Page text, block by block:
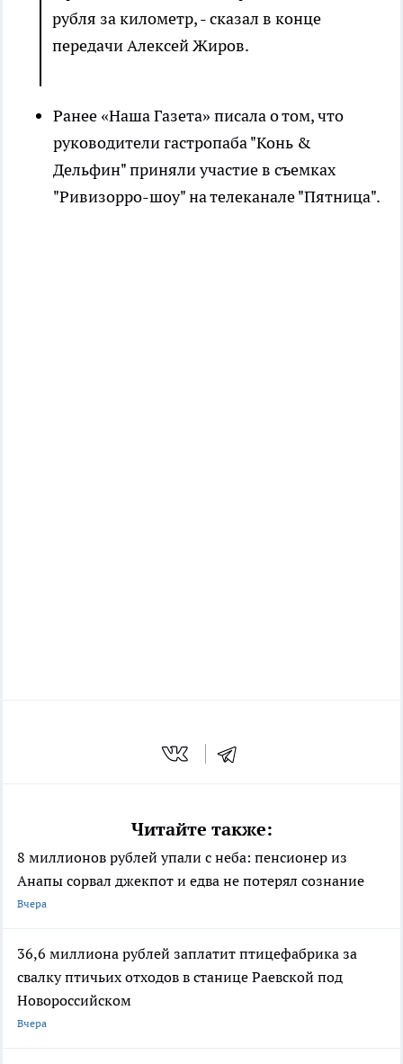
рубля за километр, - сказал в конце
передачи Алексей Жиров.
Ранее «Наша Газета» писала о том, что
руководители гастропаба "Конь &
Дельфин" приняли участие в съемках
"Ривизорро-шоу" на телеканале "Пятница".
Читайте также:
8 миллионов рублей упали с неба: пенсионер из
Анапы сорвал джекпот и едва не потерял сознание
Вчера
36,6 миллиона рублей заплатит птицефабрика за
свалку птичьих отходов в станице Раевской под
Новороссийском
Вчера